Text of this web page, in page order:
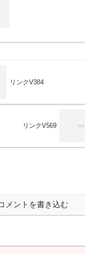
リンクV384
リンクV569
メントを書き込む